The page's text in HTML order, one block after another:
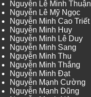
Nguyễn Lê Minh Thuận
Nguyễn Lê Mỹ Ngọc
Nguyễn Minh Cao Triết
Nguyễn Minh Huy
Nguyễn Minh Lê Duy
Nguyễn Minh Sang
Nguyễn Minh Thu
Nguyễn Minh Thắng
Nguyễn Minh Đạt
Nguyễn Mạnh Cường
Nguyễn Mạnh Dũng